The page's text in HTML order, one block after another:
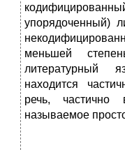
упорядоченный)
меньшей
литературный
находится
речь,
называемое